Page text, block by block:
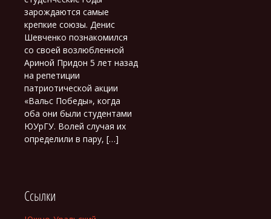
зарождаются самые
крепкие союзы. Денис
Шевченко познакомился
со своей возлюбленной
Ариной Придон 5 лет назад
на репетиции
патриотической акции
«Вальс Победы», когда
оба они были студентами
ЮУрГУ. Волей случая их
определили в пару, […]
Ссылки